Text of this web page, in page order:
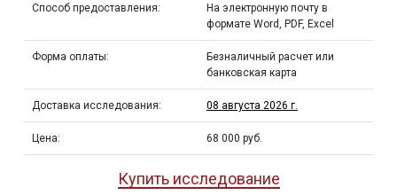
Способ предоставления:
На электронную почту в
формате Word, PDF, Excel
Форма оплаты:
Безналичный расчет или
банковская карта
Доставка исследования: 08 августа 2026 г.
Цена: 68 000 руб.
Купить исследование